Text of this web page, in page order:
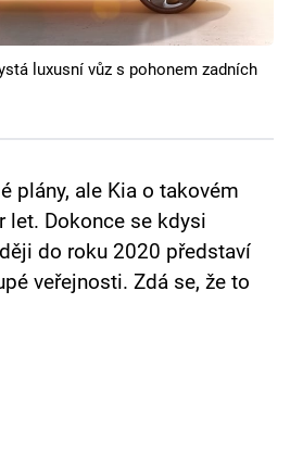
luxusní vůz s pohonem zadních
plány, ale Kia o takovém
let. Dokonce se kdysi
do roku 2020 představí
veřejnosti. Zdá se, že to